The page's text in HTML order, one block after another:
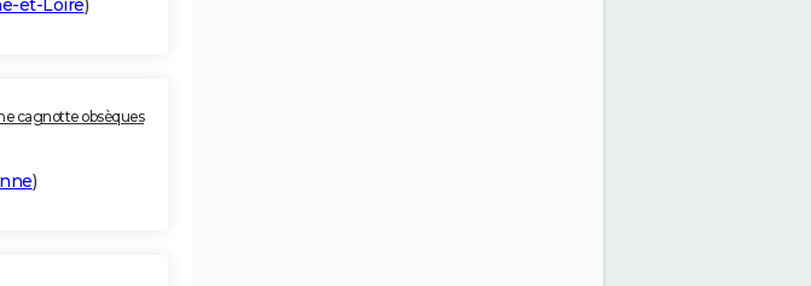
et-Loire)
cagnotte obsèques
)